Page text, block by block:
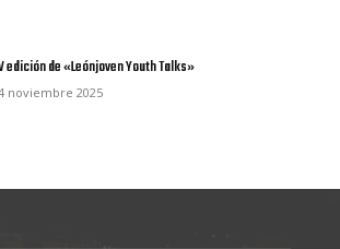
edición de «Leónjoven Youth Talks»
noviembre 2025